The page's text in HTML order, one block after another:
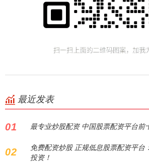
最近发表
01 最专业炒股配资 中国股票配资平台前
02
免费配资炒股 正规低息股票配资平台
投资！